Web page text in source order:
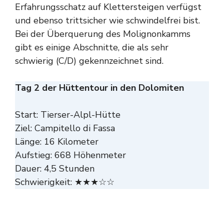
Erfahrungsschatz auf Klettersteigen verfügst
und ebenso trittsicher wie schwindelfrei bist.
Bei der Überquerung des Molignonkamms
gibt es einige Abschnitte, die als sehr
schwierig (C/D) gekennzeichnet sind.
Tag 2 der Hüttentour in den Dolomiten
Start: Tierser-Alpl-Hütte
Ziel: Campitello di Fassa
Länge: 16 Kilometer
Aufstieg: 668 Höhenmeter
Dauer: 4,5 Stunden
Schwierigkeit: ★★★☆☆